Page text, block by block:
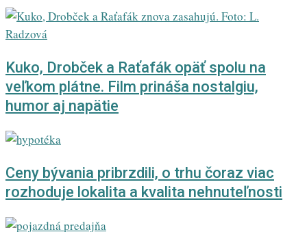
Kuko, Drobček a Raťafák opäť spolu na
veľkom plátne. Film prináša nostalgiu,
humor aj napätie
Ceny bývania pribrzdili, o trhu čoraz viac
rozhoduje lokalita a kvalita nehnuteľnosti